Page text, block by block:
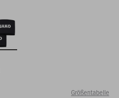
Größentabelle